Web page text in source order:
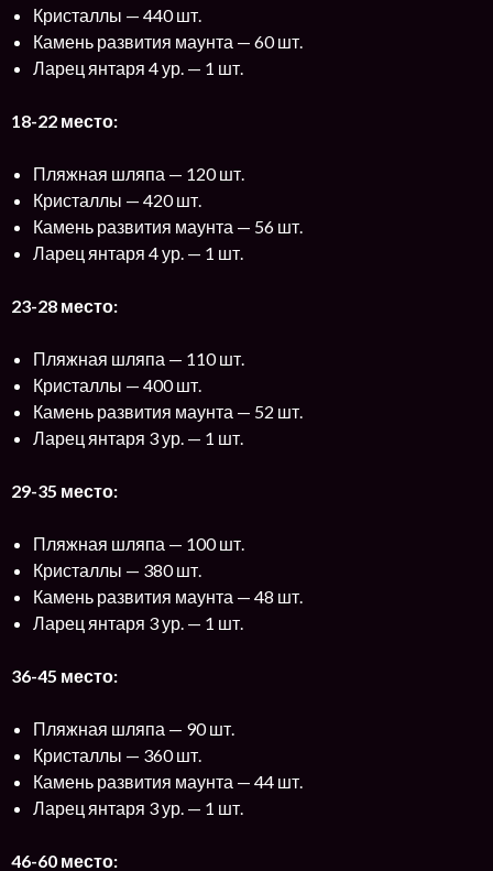
Кристаллы — 440 шт.
Камень развития маунта — 60 шт.
Ларец янтаря 4 ур. — 1 шт.
18-22 место:
Пляжная шляпа — 120 шт.
Кристаллы — 420 шт.
Камень развития маунта — 56 шт.
Ларец янтаря 4 ур. — 1 шт.
23-28 место:
Пляжная шляпа — 110 шт.
Кристаллы — 400 шт.
Камень развития маунта — 52 шт.
Ларец янтаря 3 ур. — 1 шт.
29-35 место:
Пляжная шляпа — 100 шт.
Кристаллы — 380 шт.
Камень развития маунта — 48 шт.
Ларец янтаря 3 ур. — 1 шт.
36-45 место:
Пляжная шляпа — 90 шт.
Кристаллы — 360 шт.
Камень развития маунта — 44 шт.
Ларец янтаря 3 ур. — 1 шт.
46-60 место: